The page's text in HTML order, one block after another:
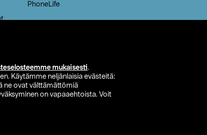
mukaisesti.
Käytämme neljänlaisia evästeitä:
ne ovat välttämättömiä
on vapaaehtoista. Voit
PhoneLife